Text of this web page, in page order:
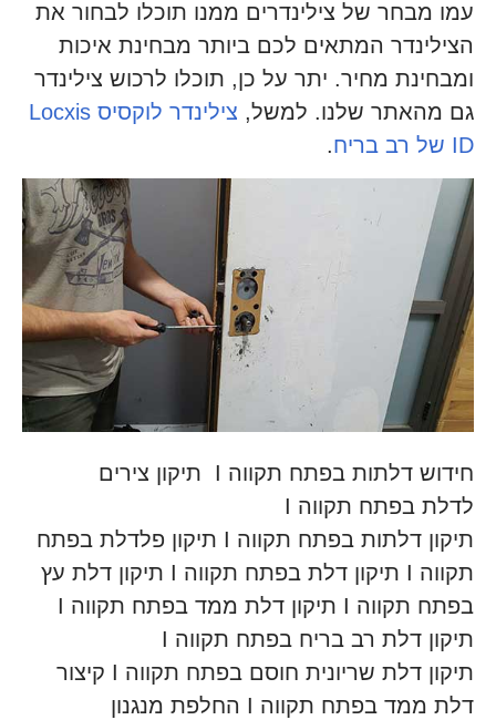
עמו מבחר של צילינדרים ממנו תוכלו לבחור את
הצילינדר המתאים לכם ביותר מבחינת איכות
ומבחינת מחיר. יתר על כן, תוכלו לרכוש צילינדר
גם מהאתר שלנו. למשל,
צילינדר לוקסיס Locxis
ID של רב בריח
.
חידוש דלתות בפתח תקווה I תיקון צירים
לדלת בפתח תקווה I
תיקון דלתות בפתח תקווה I תיקון פלדלת בפתח
תקווה I תיקון דלת בפתח תקווה I תיקון דלת עץ
בפתח תקווה I תיקון דלת ממד בפתח תקווה I
תיקון דלת רב בריח בפתח תקווה I
תיקון דלת שריונית חוסם בפתח תקווה I קיצור
דלת ממד בפתח תקווה I החלפת מנגנון